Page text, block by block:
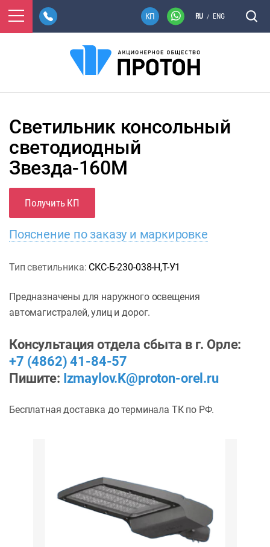
RU / ENG
Светильник консольный
светодиодный
Звезда-160М
Получить КП
Пояснение по заказу и маркировке
Тип светильника: СКС-Б-230-038-Н,Т-У1
Предназначены для наружного освещения
автомагистралей, улиц и дорог.
Консультация отдела сбыта в г. Орле:
+7 (4862) 41-84-57
Пишите: Izmaylov.K@proton-orel.ru
Бесплатная доставка до терминала ТК по РФ.